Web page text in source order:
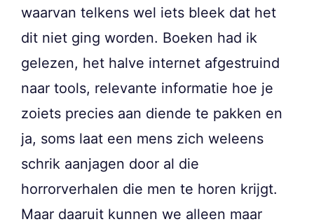
waarvan telkens wel iets bleek dat het
dit niet ging worden. Boeken had ik
gelezen, het halve internet afgestruind
naar tools, relevante informatie hoe je
zoiets precies aan diende te pakken en
ja, soms laat een mens zich weleens
schrik aanjagen door al die
horrorverhalen die men te horen krijgt.
Maar daaruit kunnen we alleen maar